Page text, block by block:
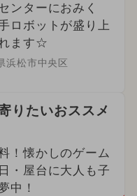
ンターにおみく
ロボットが盛り上
ます☆
浜松市中央区
りたいおススメ
！懐かしのゲーム
・屋台に大人も子
中！